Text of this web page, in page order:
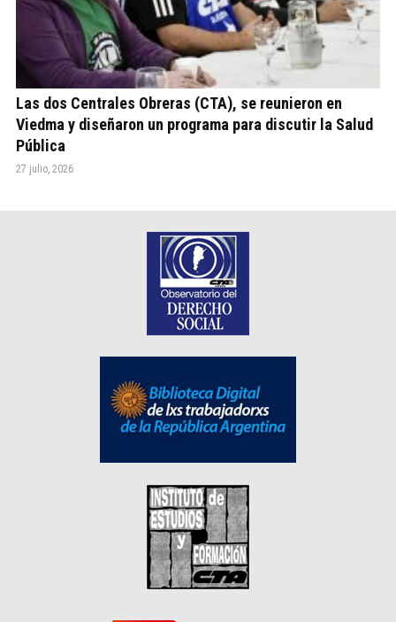
Las dos Centrales Obreras (CTA), se reunieron en
Viedma y diseñaron un programa para discutir la Salud
Pública
27 julio, 2026